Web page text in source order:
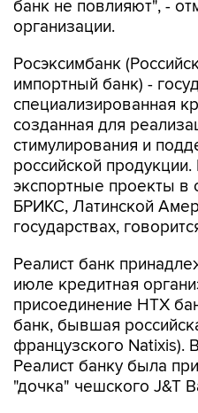
банк не повлияют", -
организации.
Росэксимбанк
импортный банк) -
специализированная
созданная для
стимулирования и
российской
экспортные проекты в
БРИКС, Латинской
государствах,
Реалист банк
июле кредитная
присоединение НТХ
банк, бывшая
французского Natixis).
Реалист банку была
"дочка" чешского J&T